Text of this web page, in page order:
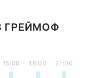
ГРЕЙМОФ
15:00 18:00 21:00